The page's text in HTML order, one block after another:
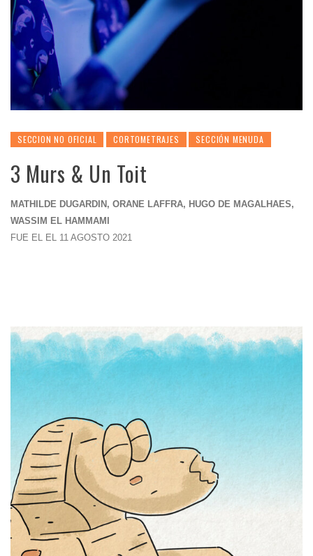
SECCION NO OFICIAL CORTOMETRAJES SECCIÓN MENUDA
3 Murs & Un Toit
MATHILDE DUGARDIN, ORANE LAFFRA, HUGO DE MAGALHAES,
WASSIM EL HAMMAMI
FUE EL EL 11 AGOSTO 2021